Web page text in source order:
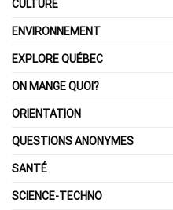
CULTURE
ENVIRONNEMENT
EXPLORE QUÉBEC
ON MANGE QUOI?
ORIENTATION
QUESTIONS ANONYMES
SANTÉ
SCIENCE-TECHNO